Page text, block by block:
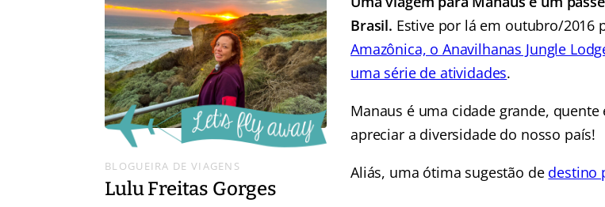
Brasil. Estive por lá em outubro/2016
Amazônica, o Anavilhanas Jungle
uma série de atividades.
Manaus é uma cidade grande,
apreciar a diversidade do nosso país!
Aliás, uma ótima sugestão de destino
BLOGUEIRA DE VIAGENS
Lulu Freitas Gorges